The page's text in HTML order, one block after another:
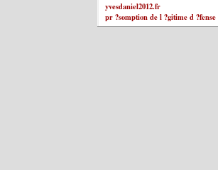
yvesdaniel2012.fr
pr ?somption de l ?gitime d ?fense